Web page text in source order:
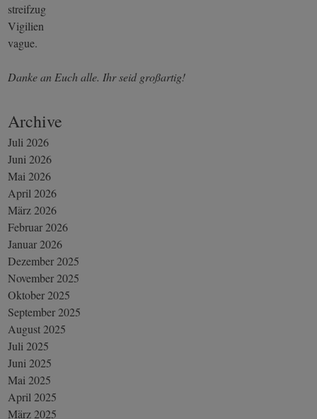
streifzug
Vigilien
vague.
Danke an Euch alle. Ihr seid großartig!
Archive
Juli 2026
Juni 2026
Mai 2026
April 2026
März 2026
Februar 2026
Januar 2026
Dezember 2025
November 2025
Oktober 2025
September 2025
August 2025
Juli 2025
Juni 2025
Mai 2025
April 2025
März 2025